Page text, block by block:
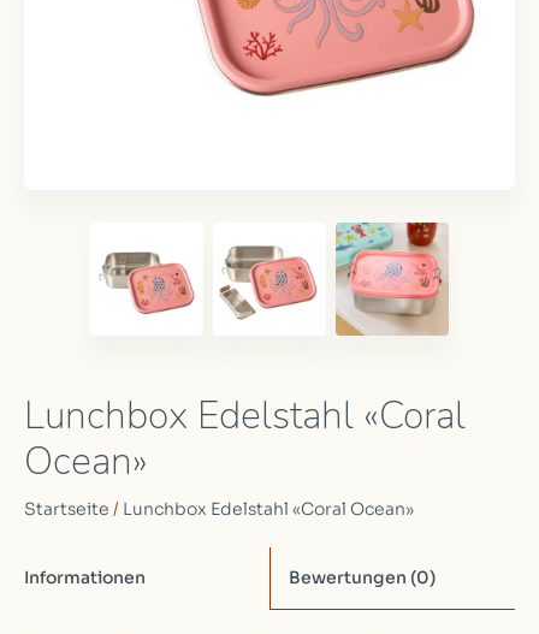
Lunchbox Edelstahl «Coral
Ocean»
Startseite / Lunchbox Edelstahl «Coral Ocean»
Informationen Bewertungen (0)